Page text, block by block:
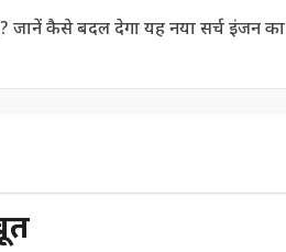
जानें कैसे बदल देगा यह नया सर्च इंजन